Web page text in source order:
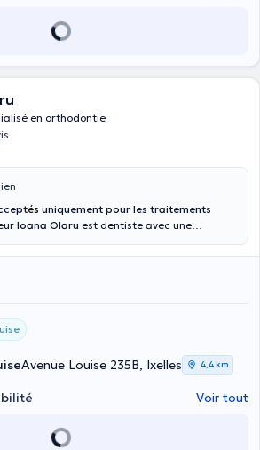
en orthodontie
és uniquement pour les traitements
Ioana Olaru est dentiste avec une
avec le docteur Olaru par téléphone.
Avenue Louise 235B, Ixelles 4,4 km
Voir tout